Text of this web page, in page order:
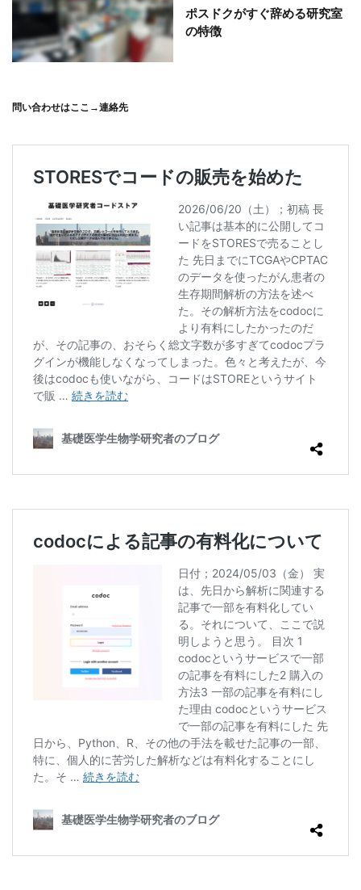
ポスドクがすぐ辞める研究室
の特徴
問い合わせはここ→連絡先